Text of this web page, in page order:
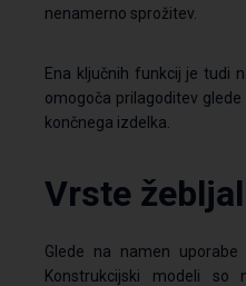
nenamerno sprožitev.
Ena ključnih funkcij je tudi
omogoča prilagoditev
končnega izdelka.
Vrste
Glede na namen uporabe
Konstrukcijski modeli so